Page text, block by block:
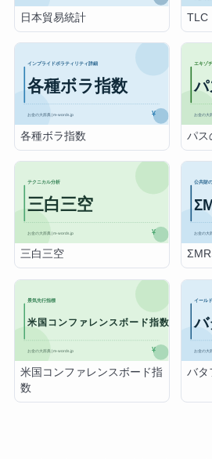
日本貿易統計 TLC
各種ボラ指数 パス
三白三空
米国コンファレンスボード指
数
バタ